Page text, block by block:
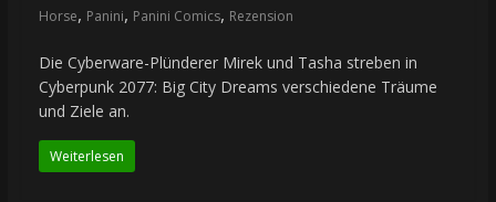
Horse, Panini, Panini Comics, Rezension
Die Cyberware-Plünderer Mirek und Tasha streben in
Cyberpunk 2077: Big City Dreams verschiedene Träume
und Ziele an.
Weiterlesen